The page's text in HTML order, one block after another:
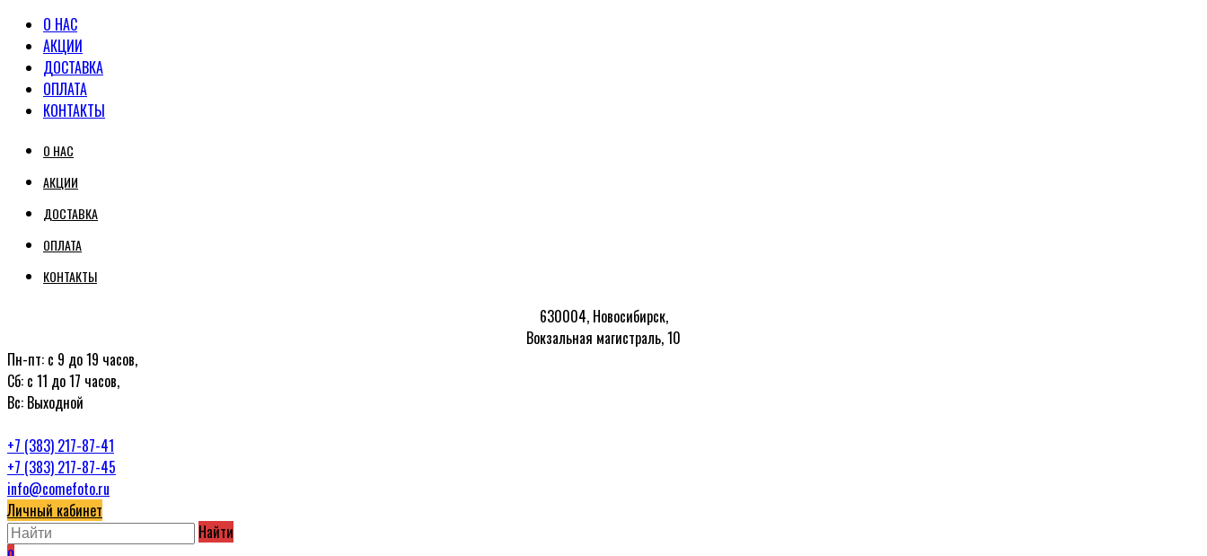
О НАС
АКЦИИ
ДОСТАВКА
ОПЛАТА
КОНТАКТЫ
О НАС
АКЦИИ
ДОСТАВКА
ОПЛАТА
КОНТАКТЫ
630004, Новосибирск,
Вокзальная магистраль, 10
Пн-пт: с 9 до 19 часов,
Сб: с 11 до 17 часов,
Вс: Выходной
+7 (383) 217-87-41
+7 (383) 217-87-45
info@comefoto.ru
Личный кабинет
Найти